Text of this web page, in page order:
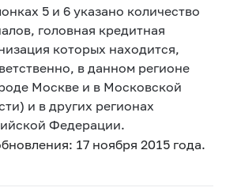
5 и 6 указано количество
головная кредитная
которых находится,
в данном регионе
Москве и в Московской
и в других регионах
Федерации.
17 ноября 2015 года.